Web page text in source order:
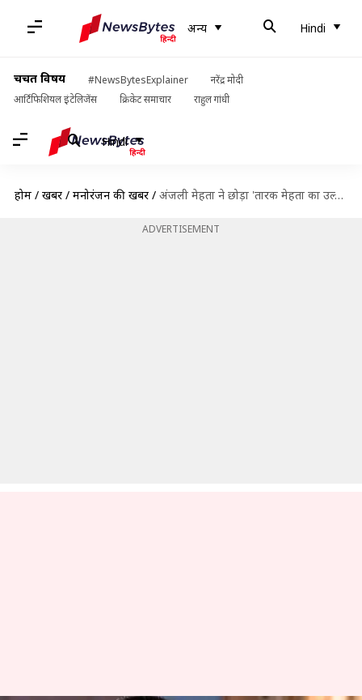
अन्य Hindi
चर्चित विषय #NewsBytesExplainer
नरेंद्र मोदी
आर्टिफिशियल इंटेलिजेंस
क्रिकेट समाचार राहुल गांधी
Hindi
होम / खबरें / मनोरंजन की खबरें / अंजली मेहता ने छोड़ा 'तारक मेहता का उल्टा चश्मा', 12 साल बाद लिया बड़ा फैसला
ADVERTISEMENT